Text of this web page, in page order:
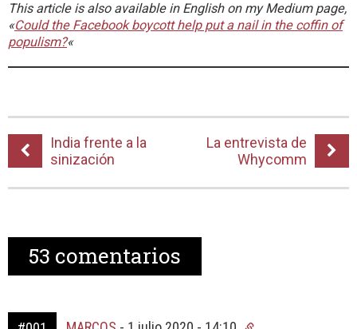
This article is also available in English on my Medium page,
«Could the Facebook boycott help put a nail in the coffin of
populism?«
India frente a la
sinización
La entrevista de
Whycomm
53 comentarios